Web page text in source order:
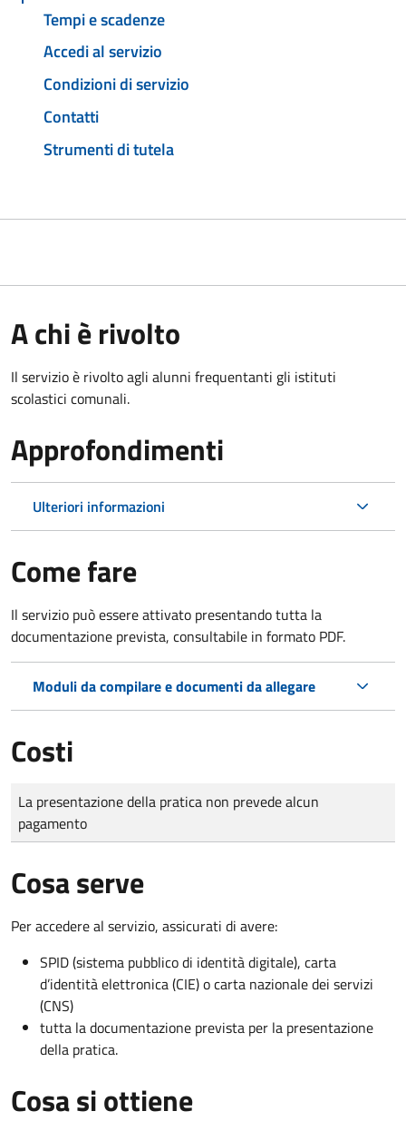
Tempi e scadenze
Accedi al servizio
Condizioni di servizio
Contatti
Strumenti di tutela
A chi è rivolto
Il servizio è rivolto agli alunni frequentanti gli istituti
scolastici comunali.
Approfondimenti
Ulteriori informazioni
Come fare
Il servizio può essere attivato presentando tutta la
documentazione prevista, consultabile in formato PDF.
Moduli da compilare e documenti da allegare
Costi
Tipo di pagamento
Importo
La presentazione della pratica non prevede alcun
pagamento
Cosa serve
Per accedere al servizio, assicurati di avere:
SPID (sistema pubblico di identità digitale), carta
d’identità elettronica (CIE) o carta nazionale dei servizi
(CNS)
tutta la documentazione prevista per la presentazione
della pratica.
Cosa si ottiene